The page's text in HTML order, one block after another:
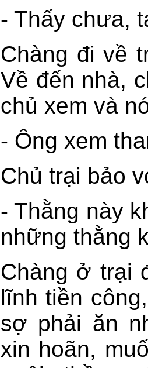
- Thấy chưa,
Chàng đi về
Về đến nhà,
chủ xem và
- Ông xem
Chủ trại bảo
- Thằng này
những thằng
Chàng ở trại
lĩnh tiền
sợ phải ăn
xin hoãn,